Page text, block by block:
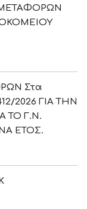
Στα
2026 ΓΙΑ ΤΗΝ
ΤΟ Γ.Ν.
ΕΤΟΣ.